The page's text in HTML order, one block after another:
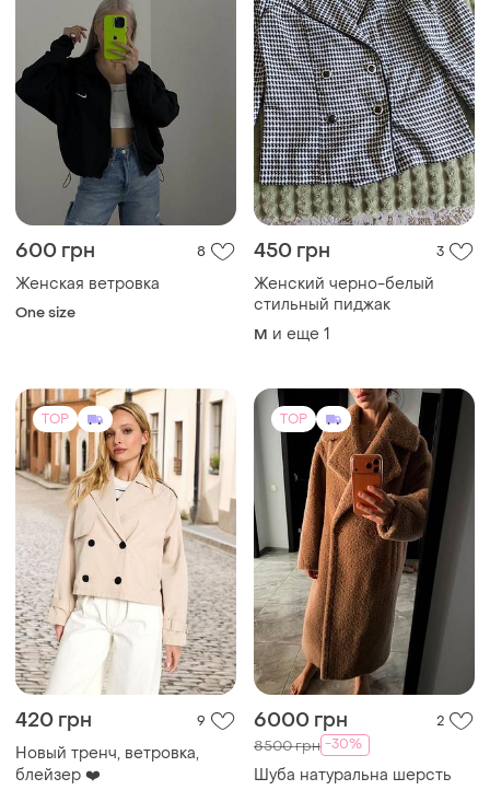
600 грн 8
Женская ветровка
One size
450 грн 3
Женский черно-белый
стильный пиджак
M и еще 1
TOP
420 грн 9
Новый тренч, ветровка,
блейзер ❤️
TOP
6000 грн 2
8500 грн -30%
Шуба натуральна шерсть